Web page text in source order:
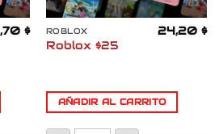
$ ROBLOX
Roblox $25
24,20$
AÑADIR AL CARRITO